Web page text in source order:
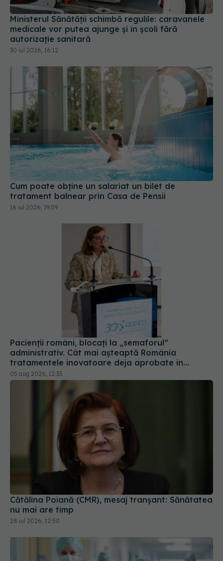
30 iul 2026, 16:12
Cum poate obține un salariat un bilet de
tratament balnear prin Casa de Pensii
16 iul 2026, 19:09
Pacienții români, blocați la „semaforul”
administrativ. Cât mai așteaptă România
tratamentele inovatoare deja aprobate în
Cătălina Poiană (CMR), mesaj tranșant: Sănătatea
nu mai are timp